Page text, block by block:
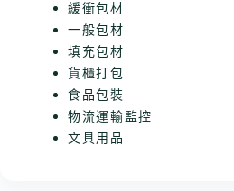
緩衝包材
一般包材
填充包材
貨櫃打包
食品包裝
物流運輸監控
文具用品